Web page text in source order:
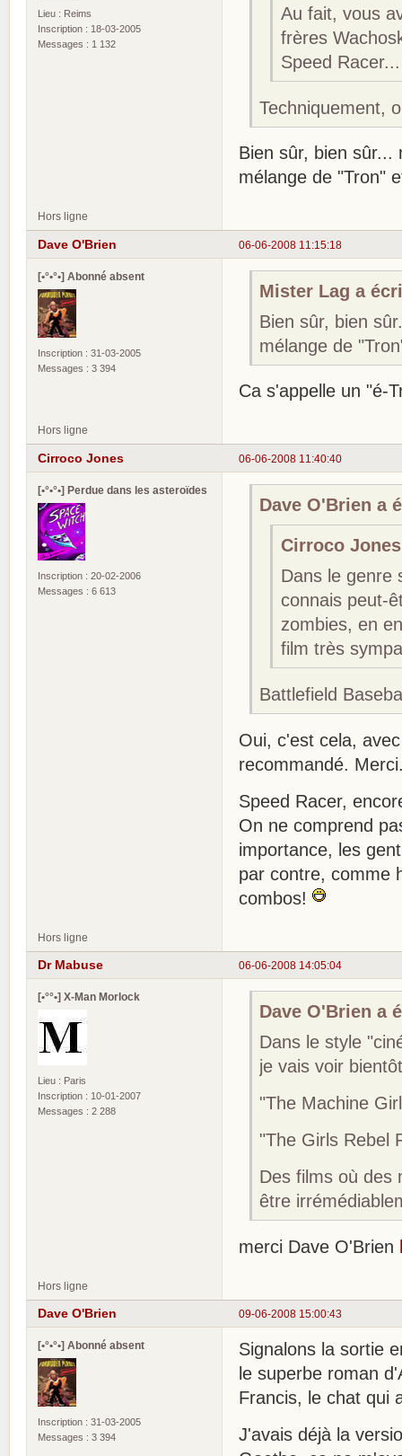
Lieu : Reims
Inscription : 18-03-2005
Messages : 1 132
Au fait, vous
frères
Speed
Techniquement,
Bien sûr, bien sûr...
mélange de "Tron"
Hors ligne
06-06-2008 11:15:18
Dave O'Brien
[•°•°•] Abonné absent
Inscription : 31-03-2005
Messages : 3 394
Mister Lag a
Bien sûr, bien
mélange de
Ca s'appelle un "é-
Hors ligne
06-06-2008 11:40:40
Cirroco Jones
[•°•°•] Perdue dans les asteroïdes
Inscription : 20-02-2006
Messages : 6 613
Dave O'Brien a
Cirroco
Dans le genre
connais peut-
zombies, en
film très
Battlefield
Oui, c'est cela,
recommandé.
Speed Racer,
On ne comprend
importance, les
par contre, comme
combos!
Hors ligne
06-06-2008 14:05:04
Dr Mabuse
[•°°•] X-Man Morlock
Lieu : Paris
Inscription : 10-01-2007
Messages : 2 288
Dave O'Brien a
Dans le style
je vais voir
"The Machine
"The Girls Rebel
Des films où des
être
merci Dave O'Brien
Hors ligne
09-06-2008 15:00:43
Dave O'Brien
[•°•°•] Abonné absent
Inscription : 31-03-2005
Messages : 3 394
Signalons la sortie
le superbe roman
Francis, le chat qui
J'avais déjà la